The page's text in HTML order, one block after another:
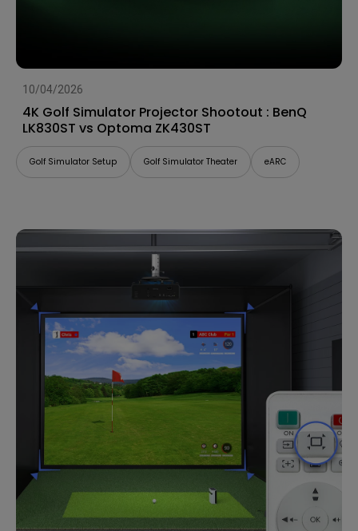
10/04/2026
4K Golf Simulator Projector Shootout : BenQ
LK830ST vs Optoma ZK430ST
Golf Simulator Setup Golf Simulator Theater eARC